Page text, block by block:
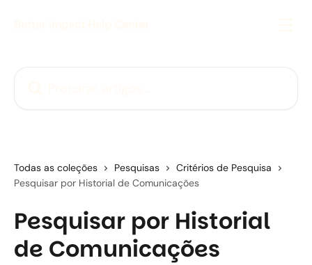
Todas as coleções Pesquisas
Critérios de Pesquisa
Pesquisar por Historial de Comunicações
Pesquisar por Historial
de Comunicações